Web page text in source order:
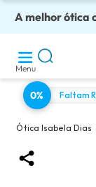
A melhor ótica
Óculos
Adquira em
Enviamos para
Óculos de grau
Menu
0% Faltam
Ótica Isabela Dias